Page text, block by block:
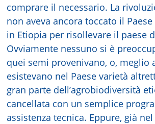
comprare il necessario. La
non aveva ancora toccato il
in Etiopia per risollevare il paese
Ovviamente nessuno si è
quei semi provenivano, o, meglio
esistevano nel Paese varietà
gran parte dell’agrobiodiversità
cancellata con un semplice
assistenza tecnica. Eppure, già